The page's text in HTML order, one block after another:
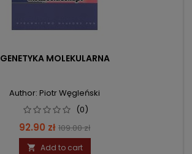
GENETYKA MOLEKULARNA
Author: Piotr Węgleński
(0)
Price
92.90 zł Regular
price
109.00 zł
 Add to cart